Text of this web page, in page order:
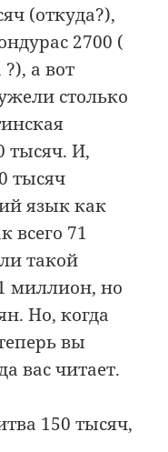
(откуда?),
2700 (
а вот
столько
тысяч. И,
тысяч
язык как
всего 71
такой
миллион, но
Но, когда
вы
вас читает.
150 тысяч,